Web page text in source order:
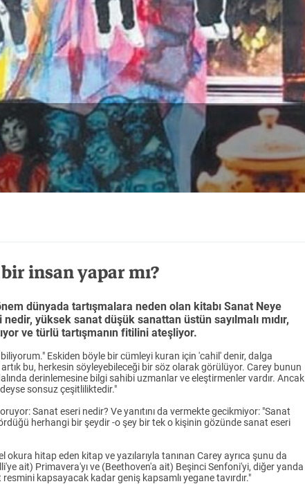
Tarih
Tarih
insan yapar mı?
dünyada tartışmalara neden olan kitabı Sanat Neye
yüksek sanat düşük sanattan üstün sayılmalı mıdır,
ve türlü tartışmanın fitilini ateşliyor.
Eskiden böyle bir cümleyi kuran için 'cahil' denir, dalga
bu, herkesin söyleyebileceği bir söz olarak görülüyor. Carey bunun
derinlemesine bilgi sahibi uzmanlar ve eleştirmenler vardır. Ancak
sonsuz çeşitliliktedir."
Sanat eseri nedir? Ve yanıtını da vermekte gecikmiyor: "Sanat
herhangi bir şeydir -o şey bir tek o kişinin gözünde sanat eseri
hitap eden kitap ve yazılarıyla tanınan Carey ayrıca şunu da
ait) Primavera'yı ve (Beethoven'a ait) Beşinci Senfoni'yi, diğer yanda
kapsayacak kadar geniş kapsamlı yegane tavırdır."